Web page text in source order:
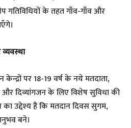
गतिविधियों के तहत गाँव-गाँव और
पर 18-19 वर्ष के नये मतदाता,
और दिव्यांगजन के लिए विशेष सुविधा की
का उद्देश्य है कि मतदान दिवस सुगम,
बने।